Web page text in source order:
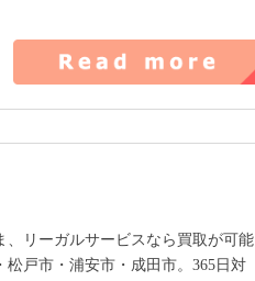
、リーガルサービスなら買取が可能
戸市・浦安市・成田市。365日対